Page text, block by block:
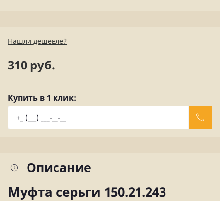
Нашли дешевле?
310 руб.
Купить в 1 клик:
Описание
Муфта серьги 150.21.243